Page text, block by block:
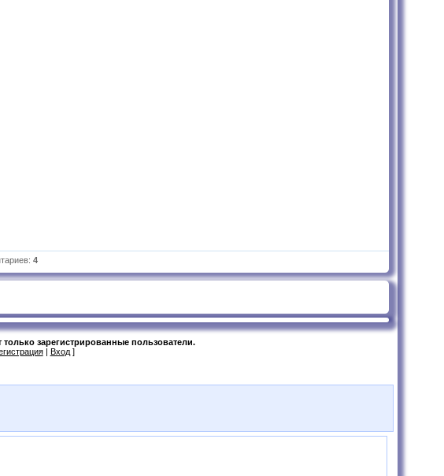
4
зарегистрированные пользователи.
| Вход]